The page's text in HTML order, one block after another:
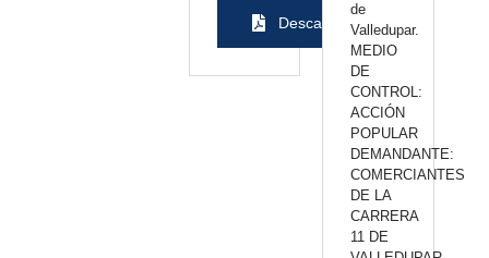
Descargar
de
Valledupar.
MEDIO
DE
CONTROL:
ACCIÓN
POPULAR
DEMANDANTE:
COMERCIANTES
DE LA
CARRERA
11 DE